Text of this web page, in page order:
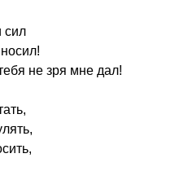
сил
не зря мне дал!